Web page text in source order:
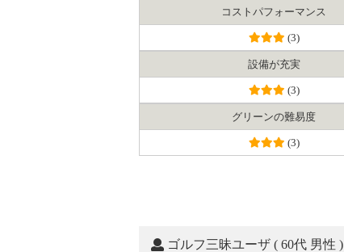
コスト パフォーマンス
(3)
設備が充実
(3)
グリーンの難易度
(3)
ゴルフ三昧ユーザ ( 60代 男性 )